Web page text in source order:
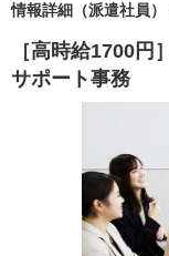
情報詳細（派遣社員
［高時給1700
サポート事務